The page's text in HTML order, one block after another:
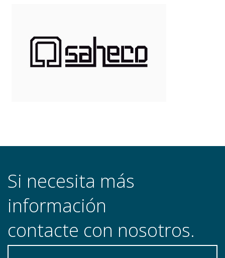
Si necesita más
información
contacte con nosotros.